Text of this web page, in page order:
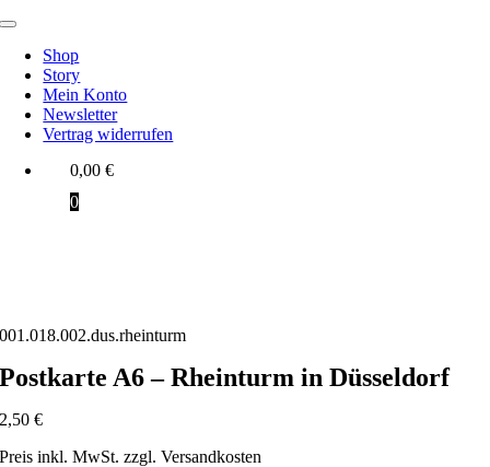
Zum
springen
Toggle
Navigation
Shop
Story
Mein Konto
Newsletter
Vertrag widerrufen
0,00€
0
001.018.002.dus.rheinturm
Postkarte A6 – Rheinturm in Düsseldorf
2,50€
Preis inkl. MwSt. zzgl. Versandkosten